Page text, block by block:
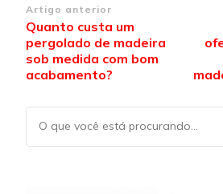
Navegação de post
Artigo anterior
Quanto custa um
pergolado de madeira
sob medida com bom
acabamento?